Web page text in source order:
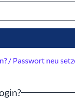
/ Passwort neu